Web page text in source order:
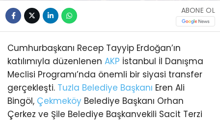
ABONE OL
Cumhurbaşkanı Recep Tayyip Erdoğan’ın
katılımıyla düzenlenen AKP İstanbul İl Danışma
Meclisi Programı’nda önemli bir siyasi transfer
gerçekleşti. Tuzla Belediye Başkanı Eren Ali
Bingöl, Çekmeköy Belediye Başkanı Orhan
Çerkez ve Şile Belediye Başkanvekili Sacit Terzi